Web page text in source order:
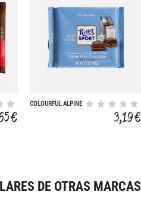
€
COLOURFUL ALPINE
3,19 €
DE OTRAS MARCAS